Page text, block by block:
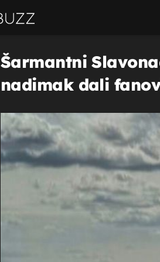
Šarmantni
nadimak dali
POGLEDAJ